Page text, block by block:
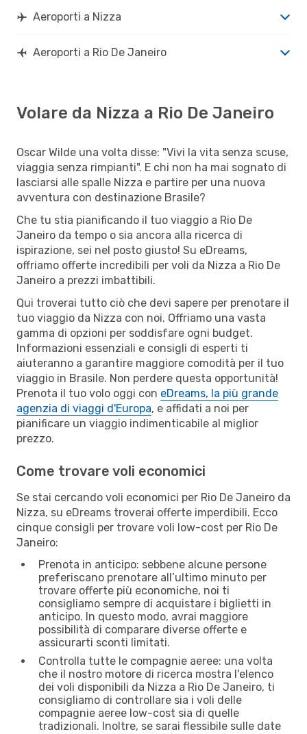
Aeroporti a Nizza
Aeroporti a Rio De Janeiro
Volare da Nizza a Rio De Janeiro
Oscar Wilde una volta disse: "Vivi la vita senza scuse,
viaggia senza rimpianti". E chi non ha mai sognato di
lasciarsi alle spalle Nizza e partire per una nuova
avventura con destinazione Brasile?
Che tu stia pianificando il tuo viaggio a Rio De
Janeiro da tempo o sia ancora alla ricerca di
ispirazione, sei nel posto giusto! Su eDreams,
offriamo offerte incredibili per voli da Nizza a Rio De
Janeiro a prezzi imbattibili.
Qui troverai tutto ciò che devi sapere per prenotare il
tuo viaggio da Nizza con noi. Offriamo una vasta
gamma di opzioni per soddisfare ogni budget.
Informazioni essenziali e consigli di esperti ti
aiuteranno a garantire maggiore comodità per il tuo
viaggio in Brasile. Non perdere questa opportunità!
Prenota il tuo volo oggi con eDreams, la più grande
agenzia di viaggi d'Europa, e affidati a noi per
pianificare un viaggio indimenticabile al miglior
prezzo.
Come trovare voli economici
Se stai cercando voli economici per Rio De Janeiro da
Nizza, su eDreams troverai offerte imperdibili. Ecco
cinque consigli per trovare voli low-cost per Rio De
Janeiro:
Prenota in anticipo: sebbene alcune persone
preferiscano prenotare all’ultimo minuto per
trovare offerte più economiche, noi ti
consigliamo sempre di acquistare i biglietti in
anticipo. In questo modo, avrai maggiore
possibilità di comparare diverse offerte e
assicurarti sconti limitati.
Controlla tutte le compagnie aeree: una volta
che il nostro motore di ricerca mostra l'elenco
dei voli disponibili da Nizza a Rio De Janeiro, ti
consigliamo di controllare sia i voli delle
compagnie aeree low-cost sia di quelle
tradizionali. Inoltre, se sarai flessibile sulle date